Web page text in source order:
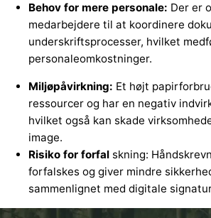
Behov for mere personale: Der er
medarbejdere til at koordinere
underskriftsprocesser, hvilket
personaleomkostninger.
Miljøpåvirkning: Et højt
ressourcer og har en negativ
hvilket også kan skade
image.
Risiko for forfal skning:
forfalskes og giver mindre
sammenlignet med digitale